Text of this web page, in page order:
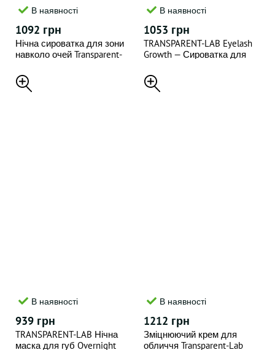
В наявності
1092 грн
Нічна сироватка для зони
навколо очей Transparent-
мл
В наявності
1053 грн
TRANSPARENT-LAB Eyelash
Growth — Сироватка для
брів, 8 мл
В наявності
939 грн
TRANSPARENT-LAB Нічна
маска для губ Overnight
В наявності
1212 грн
Зміцнюючий крем для
обличчя Transparent-Lab